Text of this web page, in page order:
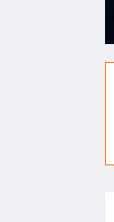
урьдчилан